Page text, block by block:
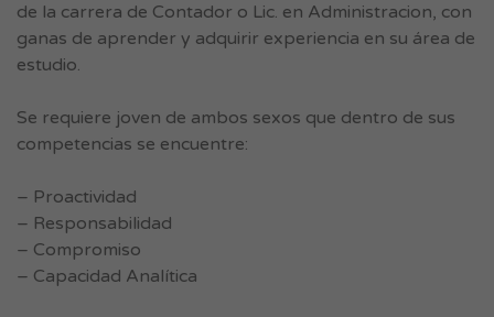
de la carrera de Contador o Lic. en Administracion, con
ganas de aprender y adquirir experiencia en su área de
estudio.
Se requiere joven de ambos sexos que dentro de sus
competencias se encuentre:
– Proactividad
– Responsabilidad
– Compromiso
– Capacidad Analítica